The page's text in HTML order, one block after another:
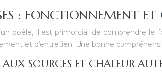
: FONCTIONNEMENT ET
poêle, il est primordial de comprendre
et d’entretien. Une bonne
AUX SOURCES ET CHALEUR